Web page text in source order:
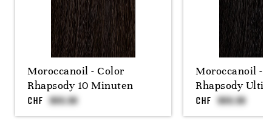
Moroccanoil - Color
Rhapsody 10 Minuten
CHF
Moroccanoil -
Rhapsody
CHF